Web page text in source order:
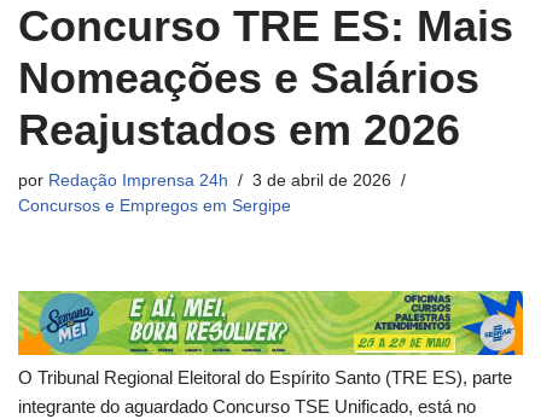
Concurso TRE ES: Mais
Nomeações e Salários
Reajustados em 2026
por Redação Imprensa 24h
3 de abril de 2026
Concursos e Empregos em Sergipe
O Tribunal Regional Eleitoral do Espírito Santo (TRE ES), parte
integrante do aguardado Concurso TSE Unificado, está no